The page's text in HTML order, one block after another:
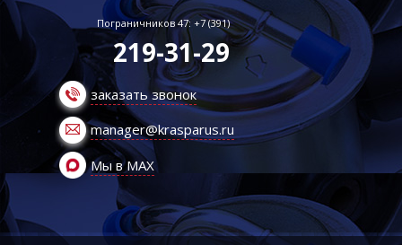
Пограничников 47: +7 (391)
219-31-29
заказать звонок
manager@krasparus.ru
Мы в MAX